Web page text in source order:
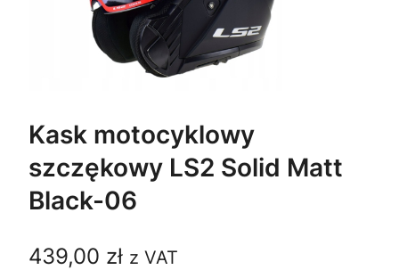
Kask motocyklowy
szczękowy LS2 Solid Matt
Black-06
439,00 zł z VAT